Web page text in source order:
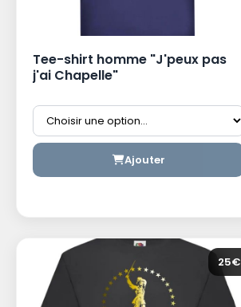
Tee-shirt homme "J'peux pas
j'ai Chapelle"
Ajouter
25€